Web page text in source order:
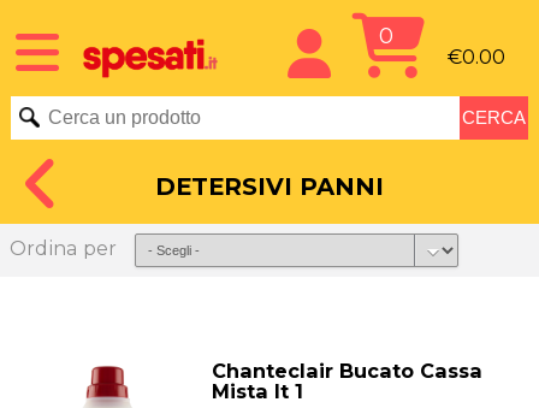
0
€0.00
DETERSIVI PANNI
Ordina per
Chanteclair Bucato Cassa
Mista lt 1